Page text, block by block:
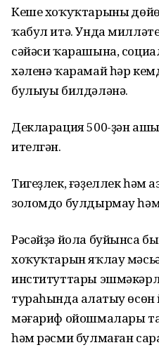
Кеше хоҡуҡтарының
ҡабул итә. Унда
сәйәси ҡарашына,
хәленә ҡарамай һәр
булыуы билдәләнә.
Декларация 500-ҙән
ителгән.
Тигеҙлек, ғәҙеллек һәм
золомдо булдырмау
Рәсәйҙә йола буйынса
хоҡуҡтарын яҡлау
институттары
тураһында аңлатыу
мәғариф ойошмалары
һәм рәсми булмаған